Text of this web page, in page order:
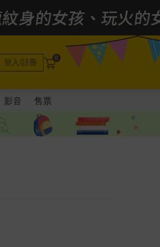
登入/註冊 0
影音 售票